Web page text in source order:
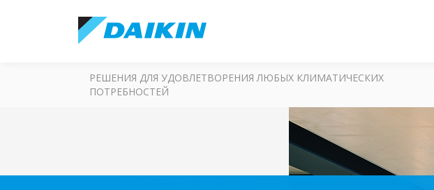
РЕШЕНИЯ ДЛЯ УДОВЛЕТВОРЕНИЯ ЛЮБЫХ КЛИМАТИЧЕСКИХ
ПОТРЕБНОСТЕЙ